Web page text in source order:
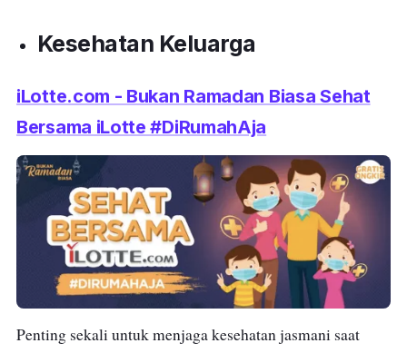
Kesehatan Keluarga
iLotte.com - Bukan Ramadan Biasa Sehat
Bersama iLotte #DiRumahAja
Penting sekali untuk menjaga kesehatan jasmani saat